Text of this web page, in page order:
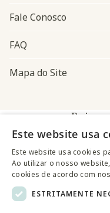
Fale Conosco
FAQ
Mapa do Site
Baixe
Este website usa
Este website usa cookies
Ao utilizar o nosso
cookies de acordo com
ESTRITAMENTE